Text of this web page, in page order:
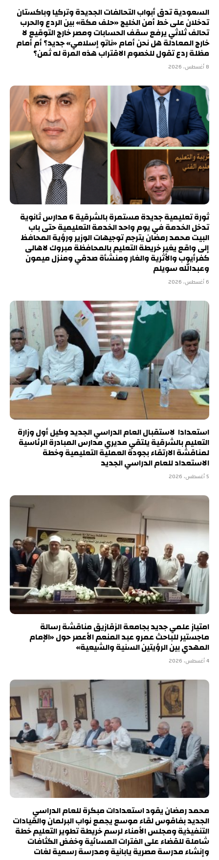
السعودية تدق أبواب التحالفات الجديدة وتركيا وباكستان
تدخلان على خط أمن الخليج «حلف مكة» بين الردع والحرب
تحالف ثلاثي يرفع سقف الحسابات ومصر خارج التوقيع لا
خارج المعادلة هل نحن أمام «ناتو إسلامي» جديد؟ أم أمام
مظلة ردع تقول للخصوم الاقتراب هذه المرة له ثمن؟
8 أغسطس، 2026
ثورة تعليمية جديدة مستمرة بالشرقية 6 مدارس ثانوية
تدخل الخدمة في يوم واحد الخدمة التعليمية حتى باب
البيت محمد رمضان يترجم توجيهات الوزير ورؤية المحافظ
إلى واقع يغير خريطة التعليم بالمحافظة مبروك لاهالى
كفرأيوب والأثرية والغار ومنشأة صدقي ومنزل ميمون
وعبدالله سويلم
6 أغسطس، 2026
استعدادا لاستقبال العام الدراسي الجديد وكيل أول وزارة
التعليم بالشرقية يلتقي مديري مدارس المبادرة الرئاسية
لمناقشة الارتقاء بجودة العملية التعليمية وخطة
الاستعداد للعام الدراسي الجديد
5 أغسطس، 2026
امتياز علمي جديد بجامعة الزقازيق مناقشة رسالة
ماجستير للباحث عمرو عبد المنعم الأعصر حول «الإمام
المهدي بين الرؤيتين السنية والشيعية»
4 أغسطس، 2026
محمد رمضان يقود استعدادات مبكرة للعام الدراسي
الجديد بفاقوس لقاء موسع يجمع نواب البرلمان والقيادات
التنفيذية ومجلس الأمناء لرسم خريطة تطوير التعليم خطة
شاملة للقضاء على الفترات المسائية وخفض الكثافات
وإنشاء مدرسة مصرية يابانية ومدرسة رسمية لغات